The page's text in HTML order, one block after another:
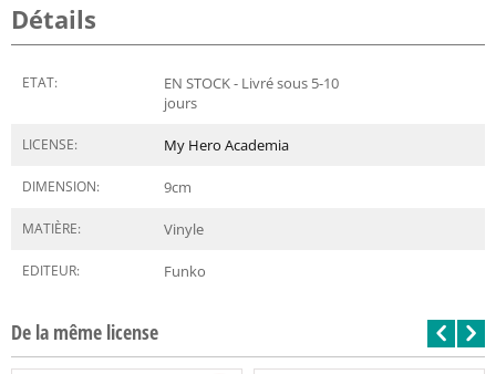
Détails
ETAT:
EN STOCK - Livré sous 5-10
jours
LICENSE: My Hero Academia
DIMENSION: 9cm
MATIÈRE: Vinyle
EDITEUR: Funko
De la même license